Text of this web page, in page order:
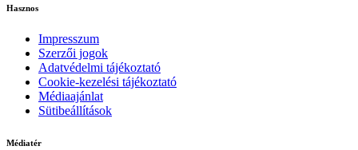
Hasznos
Impresszum
Szerzői jogok
Adatvédelmi tájékoztató
Cookie-kezelési tájékoztató
Médiaajánlat
Sütibeállítások
Médiatér